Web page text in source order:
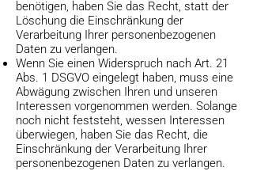
benötigen, haben Sie das Recht, statt der
Löschung die Einschränkung der
Verarbeitung Ihrer personenbezogenen
Daten zu verlangen.
Wenn Sie einen Widerspruch nach Art. 21
Abs. 1 DSGVO eingelegt haben, muss eine
Abwägung zwischen Ihren und unseren
Interessen vorgenommen werden. Solange
noch nicht feststeht, wessen Interessen
überwiegen, haben Sie das Recht, die
Einschränkung der Verarbeitung Ihrer
personenbezogenen Daten zu verlangen.